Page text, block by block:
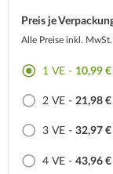
Preis je
Alle Preise inkl. MwSt.
1 VE - 10,99 €
2 VE - 21,98 €
3 VE - 32,97 €
4 VE - 43,96 €